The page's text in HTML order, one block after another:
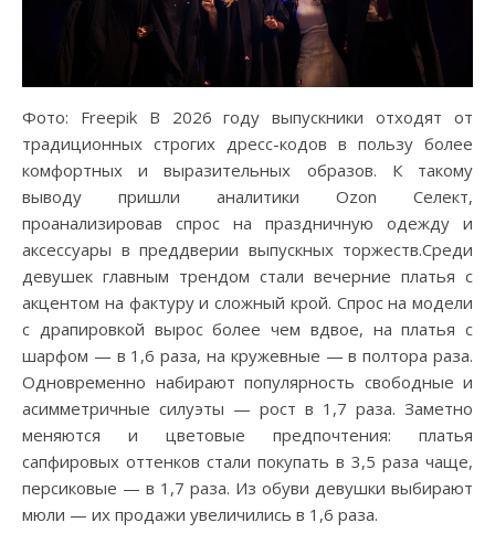
Фото: Freepik В 2026 году выпускники отходят от
традиционных строгих дресс-кодов в пользу более
комфортных и выразительных образов. К такому
выводу пришли аналитики Ozon Селект,
проанализировав спрос на праздничную одежду и
аксессуары в преддверии выпускных торжеств.Среди
девушек главным трендом стали вечерние платья с
акцентом на фактуру и сложный крой. Спрос на модели
с драпировкой вырос более чем вдвое, на платья с
шарфом — в 1,6 раза, на кружевные — в полтора раза.
Одновременно набирают популярность свободные и
асимметричные силуэты — рост в 1,7 раза. Заметно
меняются и цветовые предпочтения: платья
сапфировых оттенков стали покупать в 3,5 раза чаще,
персиковые — в 1,7 раза. Из обуви девушки выбирают
мюли — их продажи увеличились в 1,6 раза.